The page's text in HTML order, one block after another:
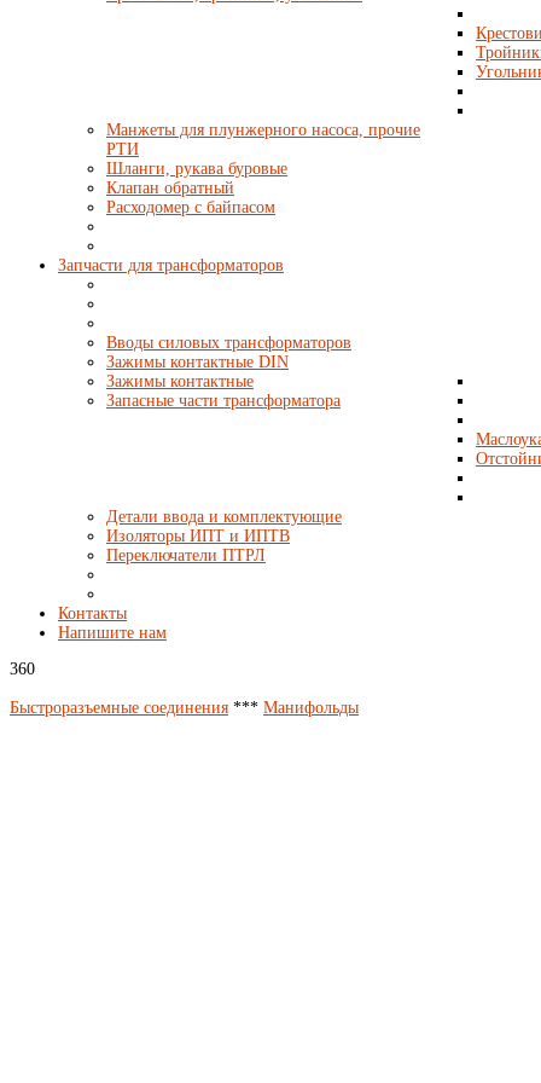
Манжеты для плунжерного насоса, прочие
РТИ
Шланги, рукава буровые
Клапан обратный
Расходомер с байпасом
Запчасти для трансформаторов
Вводы силовых трансформаторов
Зажимы контактные DIN
Зажимы контактные
Запасные части трансформатора
Детали ввода и комплектующие
Изоляторы ИПТ и ИПТВ
Переключатели ПТРЛ
Контакты
Напишите нам
360
Быстроразъемные соединения *** Манифольды